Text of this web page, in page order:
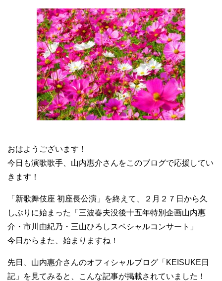
おはようございます！
今日も演歌歌手、山内惠介さんをこのブログで応援してい
きます！
「新歌舞伎座 初座長公演」を終えて、２月２７日から久
しぶりに始まった「三波春夫没後十五年特別企画山内惠
介・市川由紀乃・三山ひろしスペシャルコンサート」
今日からまた、始まりますね！
先日、山内惠介さんのオフィシャルブログ「KEISUKE日
記」を見てみると、こんな記事が掲載されていました！